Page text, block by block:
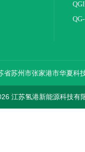
电
省苏州市张家港市华夏科
江苏氢港新能源科技有